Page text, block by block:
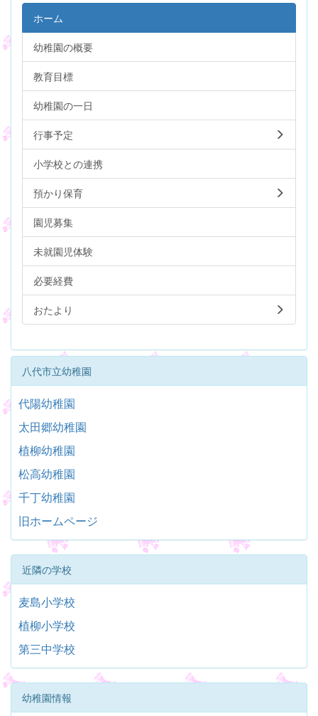
ホーム
幼稚園の概要
教育目標
幼稚園の一日
行事予定
小学校との連携
預かり保育
園児募集
未就園児体験
必要経費
おたより
八代市立幼稚園
代陽幼稚園
太田郷幼稚園
植柳幼稚園
松高幼稚園
千丁幼稚園
旧ホームページ
近隣の学校
麦島小学校
植柳小学校
第三中学校
幼稚園情報